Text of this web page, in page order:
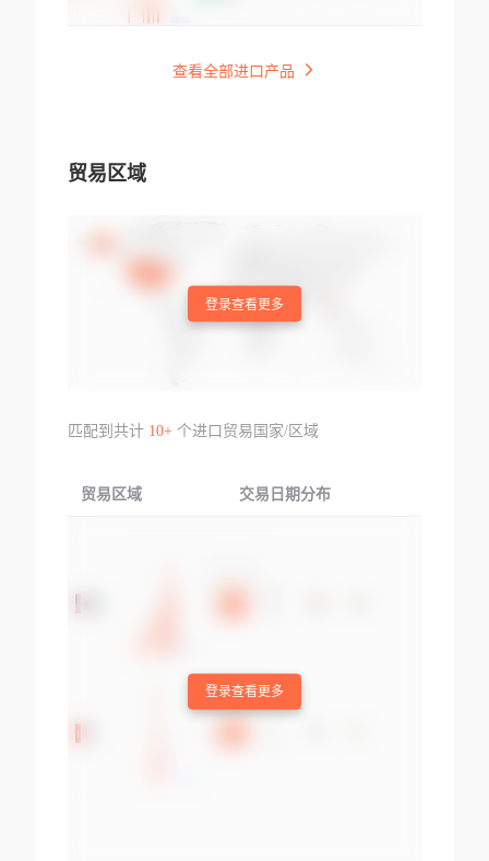
查看全部进口产品
贸易区域
登录查看更多
匹配到共计 10+个进口贸易国家/区域
贸易区域 交易日期分布
登录查看更多